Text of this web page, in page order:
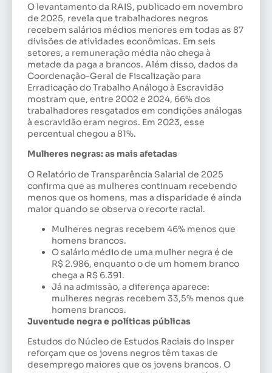
O levantamento da RAIS, publicado em novembro
de 2025, revela que trabalhadores negros
recebem salários médios menores em todas as 87
divisões de atividades econômicas. Em seis
setores, a remuneração média não chega à
metade da paga a brancos. Além disso, dados da
Coordenação-Geral de Fiscalização para
Erradicação do Trabalho Análogo à Escravidão
mostram que, entre 2002 e 2024, 66% dos
trabalhadores resgatados em condições análogas
à escravidão eram negros. Em 2023, esse
percentual chegou a 81%.
Mulheres negras: as mais afetadas
O Relatório de Transparência Salarial de 2025
confirma que as mulheres continuam recebendo
menos que os homens, mas a disparidade é ainda
maior quando se observa o recorte racial.
Mulheres negras recebem 46% menos que
homens brancos.
O salário médio de uma mulher negra é de
R$ 2.986, enquanto o de um homem branco
chega a R$ 6.391.
Já na admissão, a diferença aparece:
mulheres negras recebem 33,5% menos que
homens brancos.
Juventude negra e políticas públicas
Estudos do Núcleo de Estudos Raciais do Insper
reforçam que os jovens negros têm taxas de
desemprego maiores que os jovens brancos. O